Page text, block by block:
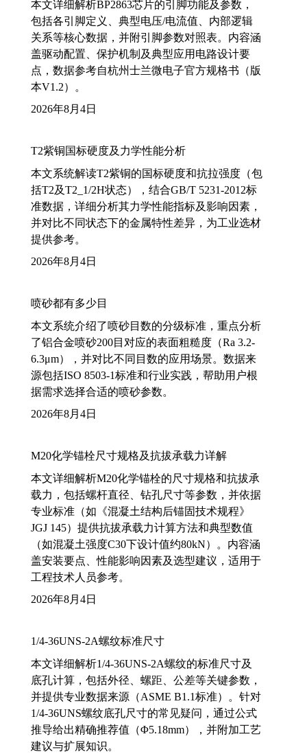
本文详细解析BP2863芯片的引脚功能及参数，
包括各引脚定义、典型电压/电流值、内部逻辑
关系等核心数据，并附引脚参数对照表。内容涵
盖驱动配置、保护机制及典型应用电路设计要
点，数据参考自杭州士兰微电子官方规格书（版
本V1.2）。
2026年8月4日
T2紫铜国标硬度及力学性能分析
本文系统解读T2紫铜的国标硬度和抗拉强度（包
括T2及T2_1/2H状态），结合GB/T 5231-2012标
准数据，详细分析其力学性能指标及影响因素，
并对比不同状态下的金属特性差异，为工业选材
提供参考。
2026年8月4日
喷砂都有多少目
本文系统介绍了喷砂目数的分级标准，重点分析
了铝合金喷砂200目对应的表面粗糙度（Ra 3.2-
6.3μm），并对比不同目数的应用场景。数据来
源包括ISO 8503-1标准和行业实践，帮助用户根
据需求选择合适的喷砂参数。
2026年8月4日
M20化学锚栓尺寸规格及抗拔承载力详解
本文详细解析M20化学锚栓的尺寸规格和抗拔承
载力，包括螺杆直径、钻孔尺寸等参数，并依据
专业标准（如《混凝土结构后锚固技术规程》
JGJ 145）提供抗拔承载力计算方法和典型数值
（如混凝土强度C30下设计值约80kN）。内容涵
盖安装要点、性能影响因素及选型建议，适用于
工程技术人员参考。
2026年8月4日
1/4-36UNS-2A螺纹标准尺寸
本文详细解析1/4-36UNS-2A螺纹的标准尺寸及
底孔计算，包括外径、螺距、公差等关键参数，
并提供专业数据来源（ASME B1.1标准）。针对
1/4-36UNS螺纹底孔尺寸的常见疑问，通过公式
推导给出精确推荐值（Φ5.18mm），并附加工艺
建议与扩展知识。